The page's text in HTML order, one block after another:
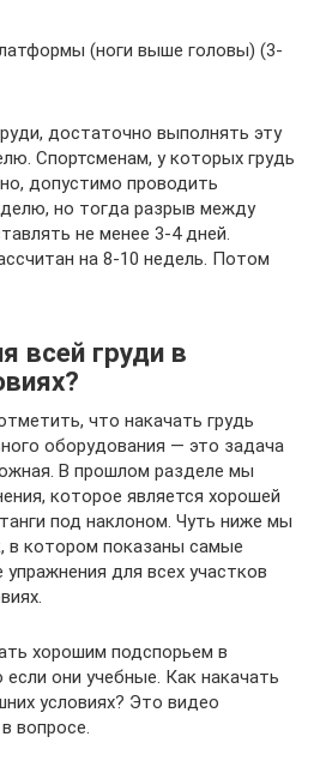
(ноги выше головы) (3-
достаточно выполнять эту
Спортсменам, у которых грудь
допустимо проводить
но тогда разрыв между
не менее 3-4 дней.
на 8-10 недель. Потом
всей груди в
что накачать грудь
оборудования — это задача
В прошлом разделе мы
которое является хорошей
под наклоном. Чуть ниже мы
в котором показаны самые
для всех участков
хорошим подспорьем в
если они учебные. Как накачать
условиях? Это видео
вопросе.